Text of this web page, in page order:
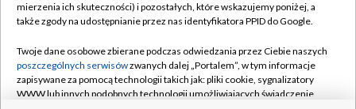
Naziemna Telewizja Cyfrowa
Rada Programowa
System NOS
Pomoc
Kontakt
mierzenia ich skuteczności) i pozostałych, które wskazujemy poniżej, a
także zgody na udostępnianie przez nas identyfikatora PPID do Google.
Twoje dane osobowe zbierane podczas odwiedzania przez Ciebie naszych
poszczególnych serwisówzwanych dalej „Portalem”, w tym informacje
zapisywane za pomocą technologii takich jak: pliki cookie, sygnalizatory
WWW lub innych podobnych technologii umożliwiających świadczenie